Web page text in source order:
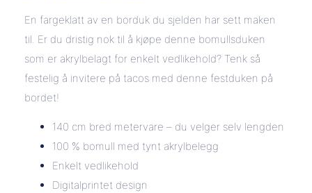
En fargeklatt av en borduk du sjelden har sett maken
til. Er du dristig nok til å kjøpe denne bomullsduken
som er akrylbelagt for enkelt vedlikehold? Tenk så
festelig å invitere på tacos med denne festduken på
bordet!
140 cm bred metervare – du velger selv lengden
100 % bomull med tynt akrylbelegg
Enkelt vedlikehold
Digitalprintet design